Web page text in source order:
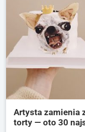
Artysta zamienia
torty — oto 30